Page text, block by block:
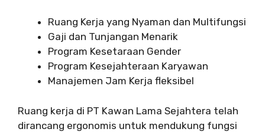
Ruang Kerja yang Nyaman dan Multifungsi
Gaji dan Tunjangan Menarik
Program Kesetaraan Gender
Program Kesejahteraan Karyawan
Manajemen Jam Kerja fleksibel
Ruang kerja di PT Kawan Lama Sejahtera telah
dirancang ergonomis untuk mendukung fungsi